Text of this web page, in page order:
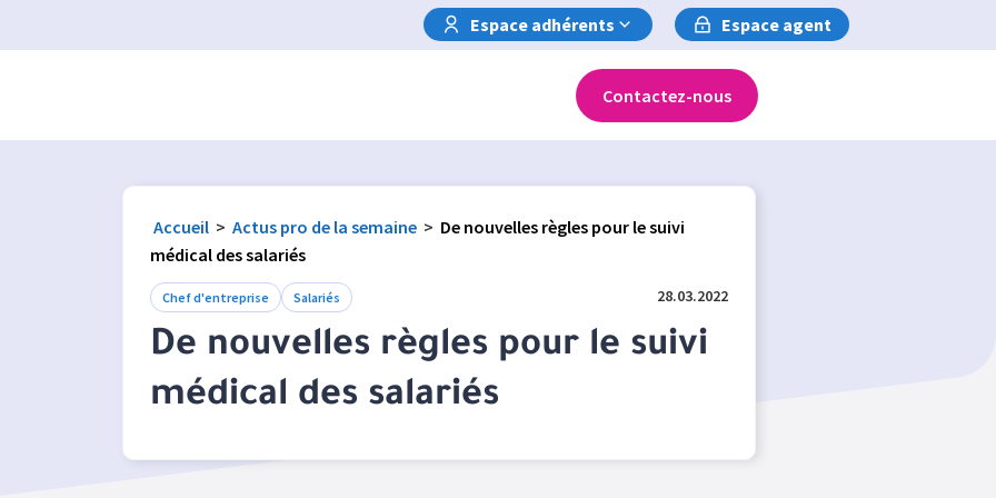
Espace adhérents
Espace agent
Contactez-nous
Accueil > Actus pro de la semaine > De nouvelles règles pour le suivi
médical des salariés
Chef d'entreprise Salariés 28.03.2022
De nouvelles règles pour le suivi
médical des salariés